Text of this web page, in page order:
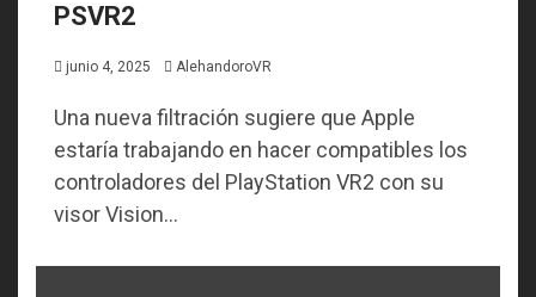
PSVR2
junio 4, 2025 AlehandoroVR
Una nueva filtración sugiere que Apple
estaría trabajando en hacer compatibles los
controladores del PlayStation VR2 con su
visor Vision...